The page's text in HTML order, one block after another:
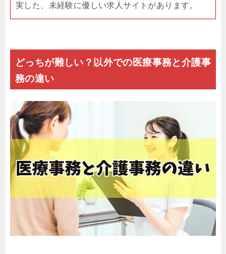
実した、未経験に優しい求人サイトがあります。
どっちが難しい？以外での医療事務と介護事
務の違い